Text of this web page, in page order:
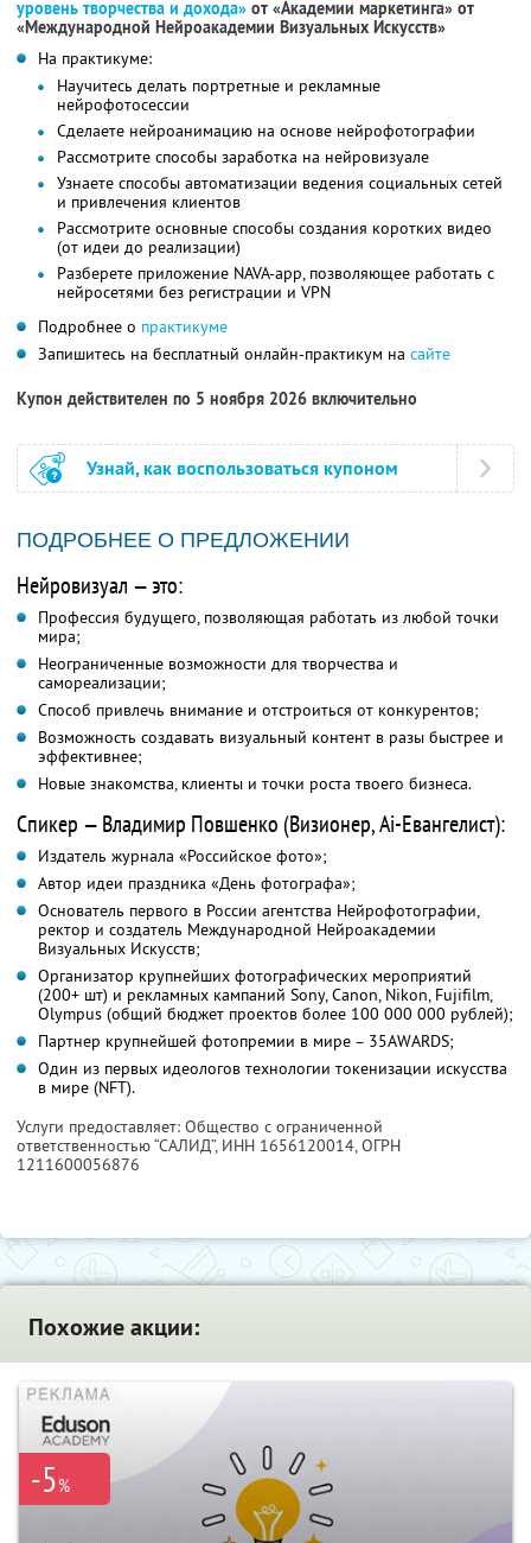
уровень творчества и дохода» от «Академии маркетинга» от
«Международной Нейроакадемии Визуальных Искусств»
На практикуме:
Научитесь делать портретные и рекламные
нейрофотосессии
Сделаете нейроанимацию на основе нейрофотографии
Рассмотрите способы заработка на нейровизуале
Узнаете способы автоматизации ведения социальных сетей
и привлечения клиентов
Рассмотрите основные способы создания коротких видео
(от идеи до реализации)
Разберете приложение NAVA-app, позволяющее работать с
нейросетями без регистрации и VPN
Подробнее о практикуме
Запишитесь на бесплатный онлайн-практикум на сайте
Купон действителен по 5 ноября 2026 включительно
Узнай, как воспользоваться купоном
ПОДРОБНЕЕ О ПРЕДЛОЖЕНИИ
Нейровизуал — это:
Профессия будущего, позволяющая работать из любой точки
мира;
Неограниченные возможности для творчества и
самореализации;
Способ привлечь внимание и отстроиться от конкурентов;
Возможность создавать визуальный контент в разы быстрее и
эффективнее;
Новые знакомства, клиенты и точки роста твоего бизнеса.
Спикер — Владимир Повшенко (Визионер, Ai-Евангелист):
Издатель журнала «Российское фото»;
Автор идеи праздника «День фотографа»;
Основатель первого в России агентства Нейрофотографии,
ректор и создатель Международной Нейроакадемии
Визуальных Искусств;
Организатор крупнейших фотографических мероприятий
(200+ шт) и рекламных кампаний Sony, Canon, Nikon, Fujifilm,
Olympus (общий бюджет проектов более 100 000 000 рублей);
Партнер крупнейшей фотопремии в мире – 35AWARDS;
Один из первых идеологов технологии токенизации искусства
в мире (NFT).
Услуги предоставляет: Общество с ограниченной
ответственностью “САЛИД”, ИНН 1656120014, ОГРН
1211600056876
Похожие акции:
-5%